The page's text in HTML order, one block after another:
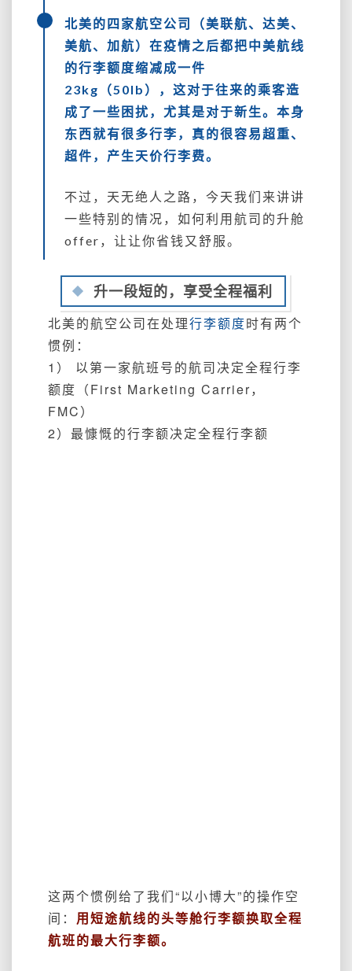
升
舱
福
利，
舒
服
又
省
钱！
北美的四家航空公司（美联航、达美、
美航、加航）在疫情之后都把中美航线
的行李额度缩减成一件
23kg（50lb），这对于往来的乘客造
成了一些困扰，尤其是对于新生。本身
东西就有很多行李，真的很容易超重、
超件，产生天价行李费。
不过，天无绝人之路，今天我们来讲讲
一些特别的情况，如何利用航司的升舱
offer，让让你省钱又舒服。
升一段短的，享受全程福利
北美的航空公司在处理行李额度时有两个
惯例：
1） 以第一家航班号的航司决定全程行李
额度（First Marketing Carrier，
FMC）
2）最慷慨的行李额决定全程行李额
这两个惯例给了我们“以小博大”的操作空
间： 用短途航线的头等舱行李额换取全程
航班的最大行李额。